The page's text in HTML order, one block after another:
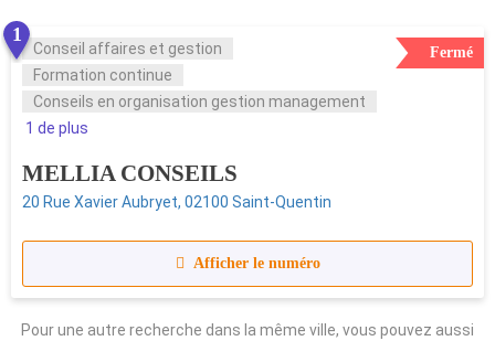
Conseil affaires et gestion
Formation continue
Conseils en organisation gestion management
1 de plus
Fermé
1
MELLIA CONSEILS
20 Rue Xavier Aubryet, 02100 Saint-Quentin
Afficher le numéro
Pour une autre recherche dans la même ville, vous pouvez aussi